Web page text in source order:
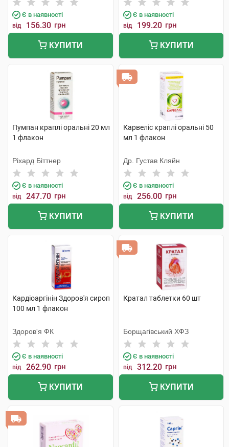
Є в наявності
від 156.30 грн
КУПИТИ
Є в наявності
від 199.20 грн
КУПИТИ
Пумпан краплі оральні 20 мл
1 флакон
Ріхард Біттнер
Є в наявності
від 247.70 грн
КУПИТИ
Карвеліс краплі оральні 50
мл 1 флакон
Др. Густав Кляйн
Є в наявності
від 256.00 грн
КУПИТИ
Кардіоаргінін Здоров'я сироп
100 мл 1 флакон
Здоров'я ФК
Є в наявності
від 262.90 грн
КУПИТИ
Кратал таблетки 60 шт
Борщагівський ХФЗ
Є в наявності
від 312.20 грн
КУПИТИ